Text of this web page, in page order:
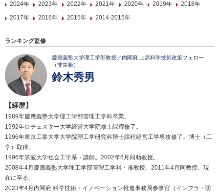
2024年
2023年 2022年 2021年 2020年 2019年
2018年
2017年
2016年 2015年 2014-2015年
ランキング監修
慶應義塾大学理工学部教授／内閣府 上席科学技術政策フェロー
（非常勤）
鈴木秀男
【経歴】
1989年慶應義塾大学理工学部管理工学科卒業。
1992年ロチェスター大学経営大学院修士課程修了。
1996年東京工業大学大学院理工学研究科博士課程経営工学専攻修了。博士（工
学）取得。
1996年筑波大学社会工学系・講師。2002年6月同助教授。
2008年4月慶應義塾大学理工学部管理工学科・准教授。2011年4月同教授、現
在に至る。
2023年4月内閣府 科学技術・イノベーション推進事務局参事官（インフラ・防